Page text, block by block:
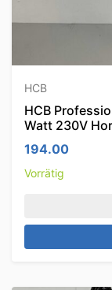
HCB
HCB
Watt 230V
194.00
Vorrätig